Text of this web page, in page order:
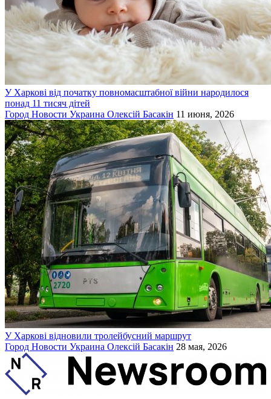
У Харкові від початку повномасштабної війни народилося
понад 11 тисяч дітей
Город Новости Украина Олексій Басакін 11 июня, 2026
У Харкові відновили тролейбусний маршрут
Город Новости Украина Олексій Басакін 28 мая, 2026